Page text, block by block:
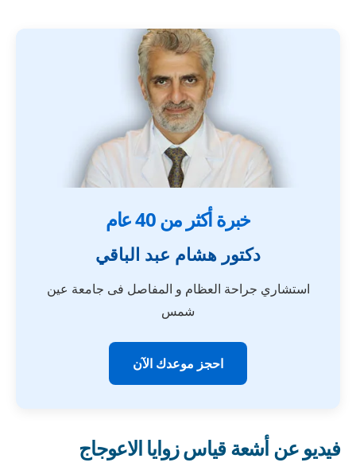
خبرة أكثر من 40 عام
دكتور هشام عبد الباقي
استشاري جراحة العظام و المفاصل فى جامعة عين
شمس
احجز موعدك الآن
فيديو عن أشعة قياس زوايا الاعوجاج